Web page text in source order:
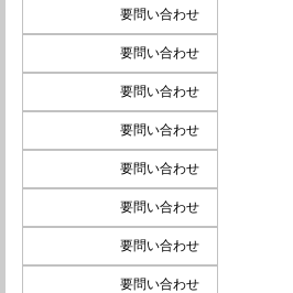
要問い合わせ
要問い合わせ
要問い合わせ
要問い合わせ
要問い合わせ
要問い合わせ
要問い合わせ
要問い合わせ